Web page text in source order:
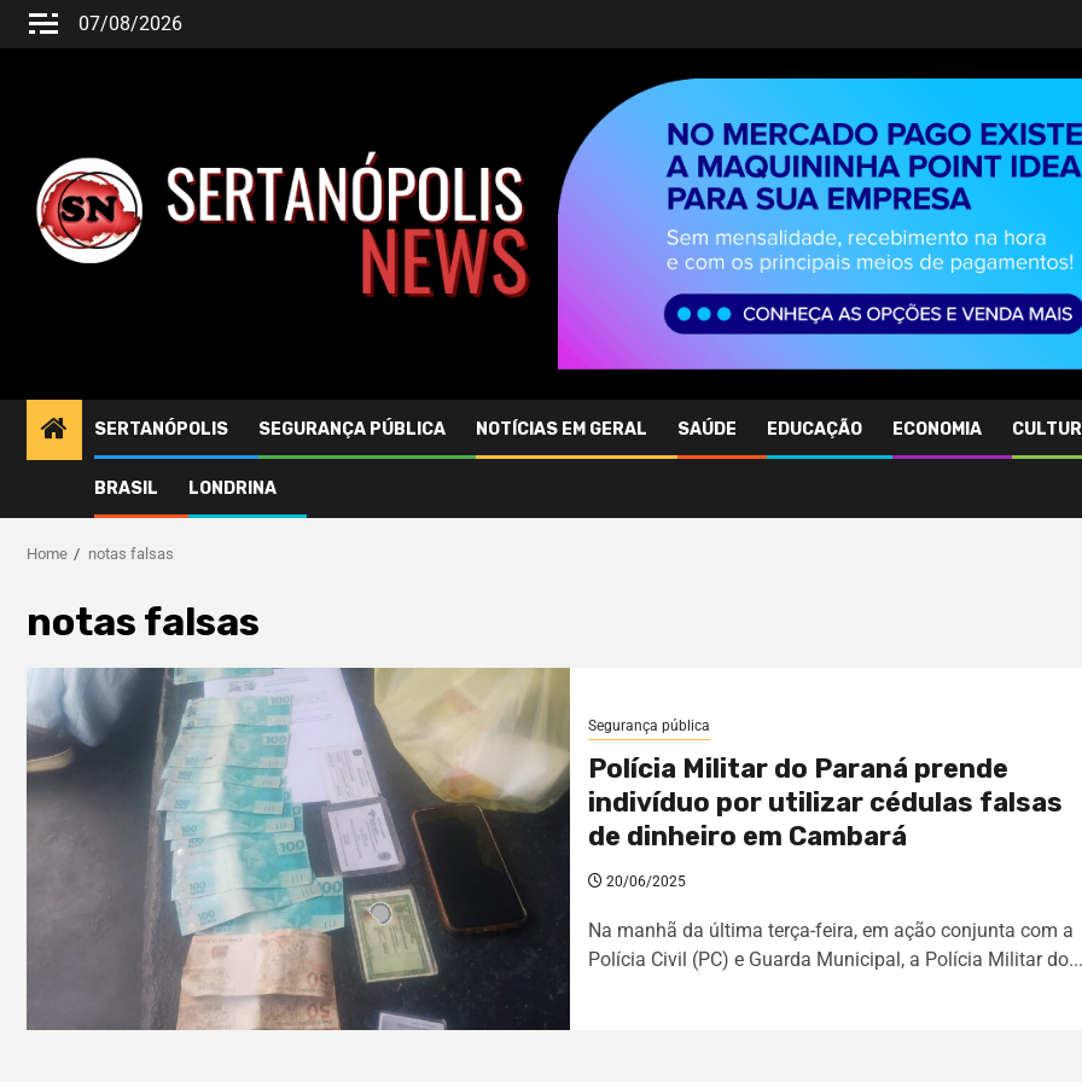
07/08/2026
SERTANÓPOLIS SEGURANÇA PÚBLICA NOTÍCIAS EM GERAL SAÚDE EDUCAÇÃO ECONOMIA
BRASIL LONDRINA
Home notas falsas
notas falsas
Segurança pública
Polícia Militar do Paraná prende
indivíduo por utilizar cédulas falsas
de dinheiro em Cambará
20/06/2025
Na manhã da última terça-feira, em ação conjunta com a
Polícia Civil (PC) e Guarda Municipal, a Polícia Militar do...